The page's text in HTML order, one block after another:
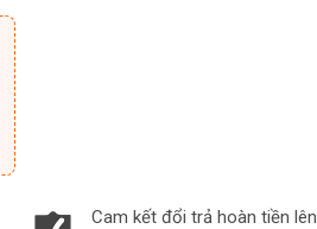
Cam kết đổi trả hoàn tiền lên